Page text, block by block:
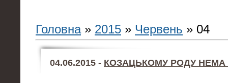
Головна» 2015 » Червень » 04
04.06.2015 - КОЗАЦЬКОМУ РОДУ НЕМА